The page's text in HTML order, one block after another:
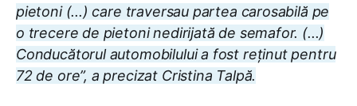
pietoni (...) care traversau partea carosabilă pe
o trecere de pietoni nedirijată de semafor. (...)
Conducătorul automobilului a fost reținut pentru
72 de ore”, a precizat Cristina Talpă.